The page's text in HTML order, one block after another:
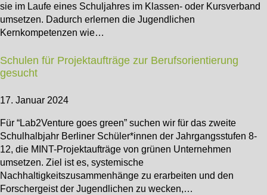
sie im Laufe eines Schuljahres im Klassen- oder Kursverband
umsetzen. Dadurch erlernen die Jugendlichen
Kernkompetenzen wie…
Schulen für Projektaufträge zur Berufsorientierung
gesucht
17. Januar 2024
Für “Lab2Venture goes green” suchen wir für das zweite
Schulhalbjahr Berliner Schüler*innen der Jahrgangsstufen 8-
12, die MINT-Projektaufträge von grünen Unternehmen
umsetzen. Ziel ist es, systemische
Nachhaltigkeitszusammenhänge zu erarbeiten und den
Forschergeist der Jugendlichen zu wecken,…